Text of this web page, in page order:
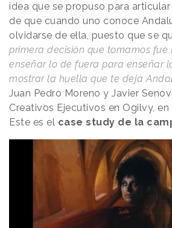
idea que se propuso para
de que cuando uno conoce
olvidarse de ella, puesto que se
primera decisión que tomamos
enseñar lo de fuera para enseñar
mostrar la huella que te deja
Juan Pedro Moreno y Javier
Creativos Ejecutivos en Ogilvy,
Este es el case study de la